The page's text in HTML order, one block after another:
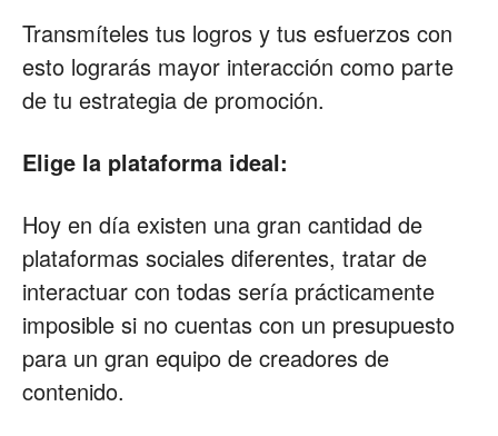
Transmíteles tus logros y tus esfuerzos con
esto lograrás mayor interacción como parte
de tu estrategia de promoción.
Elige la plataforma ideal:
Hoy en día existen una gran cantidad de
plataformas sociales diferentes, tratar de
interactuar con todas sería prácticamente
imposible si no cuentas con un presupuesto
para un gran equipo de creadores de
contenido.